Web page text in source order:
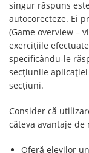
singur răspuns
autocorecteze. Ei
(Game overview –
exercițiile
specificându-le
secțiunile
secțiuni.
Consider că
câteva avantaje de
Oferă elevilor